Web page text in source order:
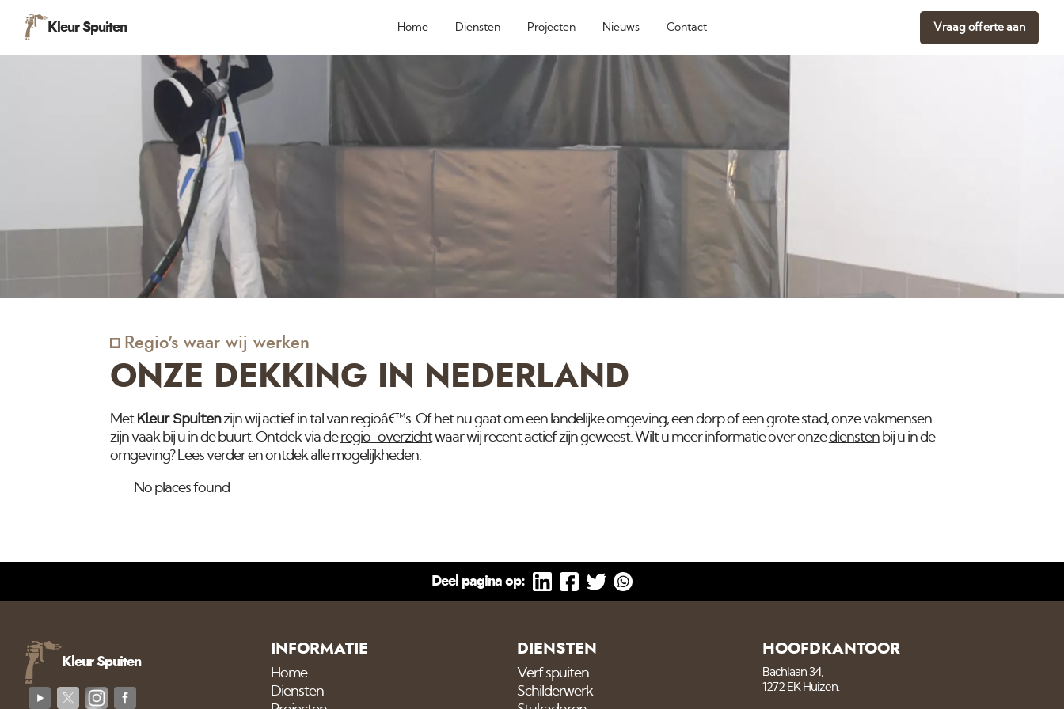
Kleur Spuiten Home Diensten Projecten Nieuws Contact Vraag offerte aan
Regio's waar wij werken
ONZE DEKKING IN NEDERLAND
Met Kleur Spuitenzijn wij actief in tal van regioâ€™s. Of het nu gaat om een landelijke omgeving, een dorp of een grote stad, onze vakmensen
zijn vaak bij u in de buurt. Ontdek via deregio-overzichtwaar wij recent actief zijn geweest. Wilt u meer informatie over onzedienstenbij u in de
omgeving? Lees verder en ontdek alle mogelijkheden.
No places found
Deel pagina op:
Kleur Spuiten
INFORMATIE
Home
Diensten
DIENSTEN
Verf spuiten
Schilderwerk
HOOFDKANTOOR
Bachlaan 34,
1272 EK Huizen.